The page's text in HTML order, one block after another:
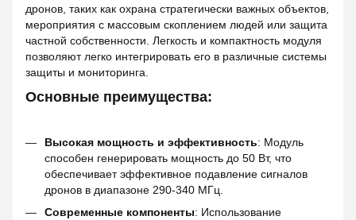
дронов, таких как охрана стратегически важных объектов,
мероприятия с массовым скоплением людей или защита
частной собственности. Легкость и компактность модуля
позволяют легко интегрировать его в различные системы
защиты и мониторинга.
Основные преимущества:
Высокая мощность и эффективность: Модуль
способен генерировать мощность до 50 Вт, что
обеспечивает эффективное подавление сигналов
дронов в диапазоне 290-340 МГц.
Современные компоненты: Использование